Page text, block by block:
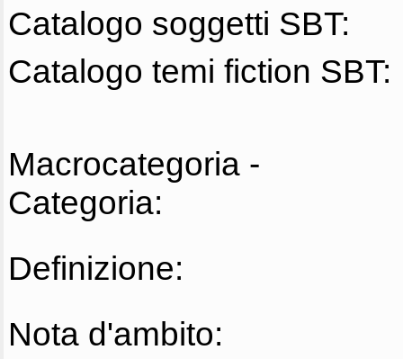
Catalogo soggetti SBT:
Catalogo temi fiction SBT:
Macrocategoria -
Categoria:
Definizione:
Nota d'ambito: